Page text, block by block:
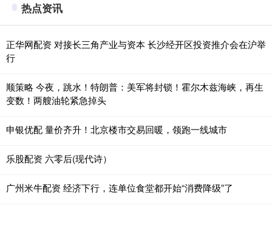
热点资讯
正华网配资 对接长三角产业与资本 长沙经开区投资推介会在沪举
行
顺策略 今夜，跳水！特朗普：美军将封锁！霍尔木兹海峡，再生
变数！两艘油轮紧急掉头
申银优配 量价齐升！北京楼市交易回暖，领跑一线城市
乐股配资 六零后(现代诗）
广州米牛配资 经济下行，连单位食堂都开始“消费降级”了